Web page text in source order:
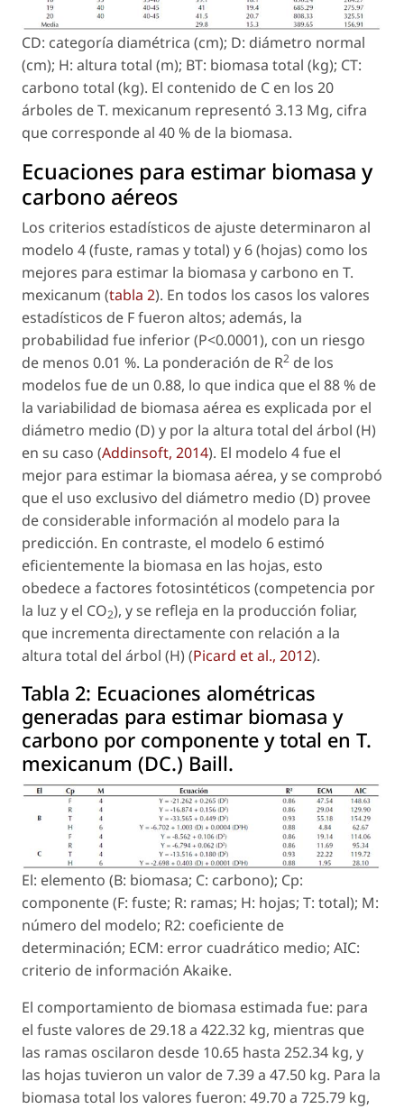
CD: categoría diamétrica (cm); D: diámetro normal
(cm); H: altura total (m); BT: biomasa total (kg); CT:
carbono total (kg). El contenido de C en los 20
árboles deT. mexicanum representó 3.13 Mg, cifra
que corresponde al 40 % de la biomasa.
Ecuaciones para estimar biomasa y
carbono aéreos
Los criterios estadísticos de ajuste determinaron al
modelo 4 (fuste, ramas y total) y 6 (hojas) como los
mejores para estimar la biomasa y carbono en T.
mexicanum (tabla 2). En todos los casos los valores
estadísticos de F fueron altos; además, la
probabilidad fue inferior (P<0.0001), con un riesgo
de menos 0.01 %. La ponderación de R2 de los
modelos fue de un 0.88, lo que indica que el 88 % de
la variabilidad de biomasa aérea es explicada por el
diámetro medio (D) y por la altura total del árbol (H)
en su caso (Addinsoft, 2014). El modelo 4 fue el
mejor para estimar la biomasa aérea, y se comprobó
que el uso exclusivo del diámetro medio (D) provee
de considerable información al modelo para la
predicción. En contraste, el modelo 6 estimó
eficientemente la biomasa en las hojas, esto
obedece a factores fotosintéticos (competencia por
la luz y el CO2), y se refleja en la producción foliar,
que incrementa directamente con relación a la
altura total del árbol (H) (Picard et al., 2012).
Tabla 2: Ecuaciones alométricas
generadas para estimar biomasa y
carbono por componente y total en T.
mexicanum (DC.) Baill.
El: elemento (B: biomasa; C: carbono); Cp:
componente (F: fuste; R: ramas; H: hojas; T: total); M:
número del modelo; R2: coeficiente de
determinación; ECM: error cuadrático medio; AIC:
criterio de información Akaike.
El comportamiento de biomasa estimada fue: para
el fuste valores de 29.18 a 422.32 kg, mientras que
las ramas oscilaron desde 10.65 hasta 252.34 kg, y
las hojas tuvieron un valor de 7.39 a 47.50 kg. Para la
biomasa total los valores fueron: 49.70 a 725.79 kg,